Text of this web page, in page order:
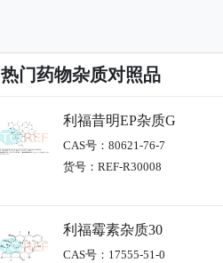
热门药物杂质对照品
利福昔明EP杂质G
CAS号：80621-76-7
货号：REF-R30008
利福霉素杂质30
CAS号：17555-51-0